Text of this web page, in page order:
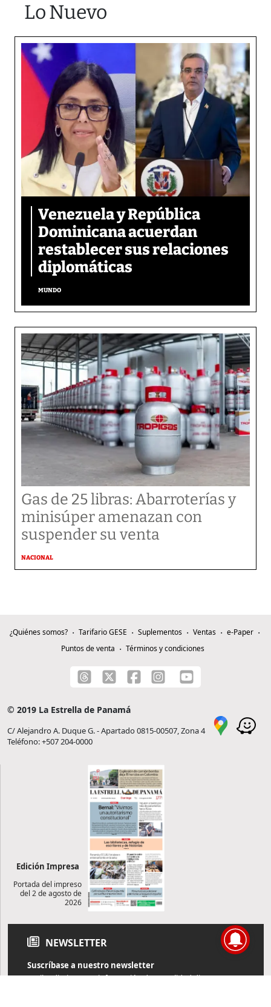
Lo Nuevo
Venezuela y República
Dominicana acuerdan
restablecer sus relaciones
diplomáticas
MUNDO
Gas de 25 libras: Abarroterías y
minisúper amenazan con
suspender su venta
NACIONAL
¿Quiénes somos? Tarifario GESE Suplementos Ventas
e-Paper
Puntos de venta
Términos y condiciones
© 2019 La Estrella de Panamá
C/ Alejandro A. Duque G. - Apartado 0815-00507, Zona 4
Teléfono: +507 204-0000
Edición Impresa
Portada del impreso
del 2 de agosto de
2026
NEWSLETTER
Suscríbase a nuestro newsletter
Reciba diariamente información de actualidad directamente en